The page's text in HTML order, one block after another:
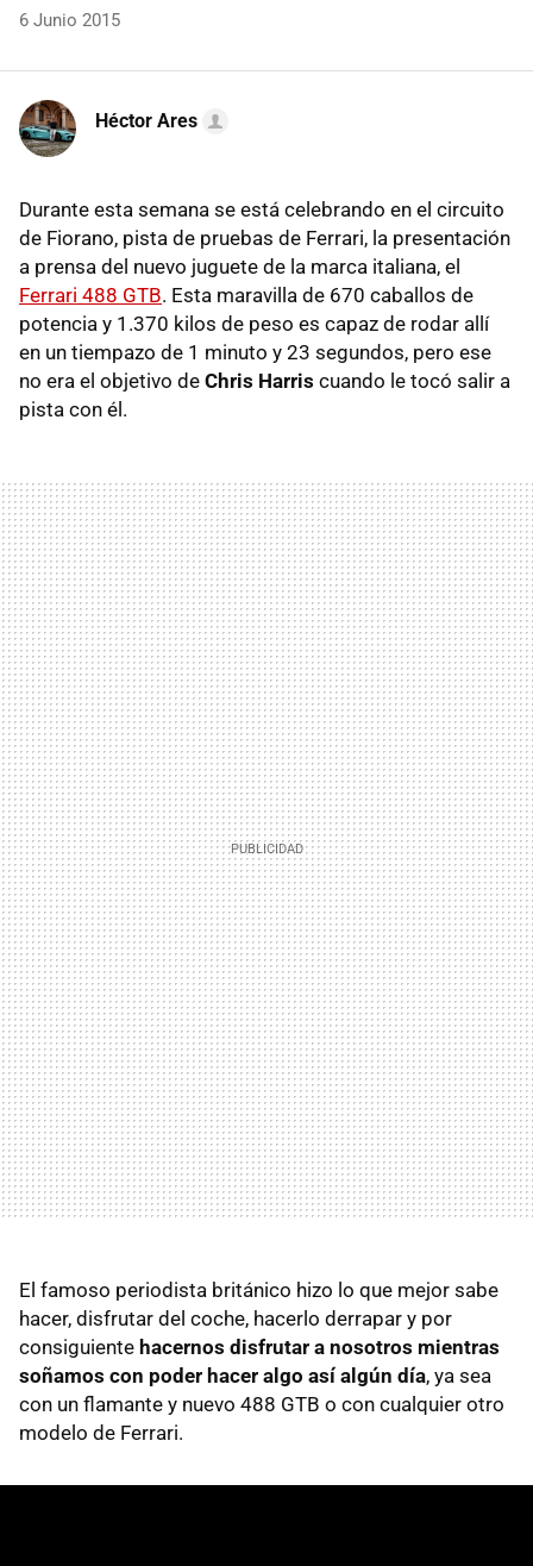
6 Junio 2015
Héctor Ares
Durante esta semana se está celebrando en el circuito
de Fiorano, pista de pruebas de Ferrari, la presentación
a prensa del nuevo juguete de la marca italiana, el
Ferrari 488 GTB. Esta maravilla de 670 caballos de
potencia y 1.370 kilos de peso es capaz de rodar allí
en un tiempazo de 1 minuto y 23 segundos, pero ese
no era el objetivo de Chris Harris cuando le tocó salir a
pista con él.
El famoso periodista británico hizo lo que mejor sabe
hacer, disfrutar del coche, hacerlo derrapar y por
consiguiente hacernos disfrutar a nosotros mientras
soñamos con poder hacer algo así algún día, ya sea
con un flamante y nuevo 488 GTB o con cualquier otro
modelo de Ferrari.